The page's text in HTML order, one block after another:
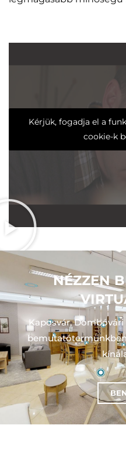
Kérjük, fogadja el a
cookie-k
NÉZZEN
Kaposvár,